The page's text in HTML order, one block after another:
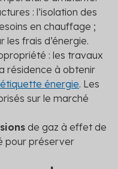
: l’isolation des
en chauffage ;
frais d’énergie.
: les travaux
résidence à obtenir
étiquette énergie. Les
sur le marché
de gaz à effet de
pour préserver